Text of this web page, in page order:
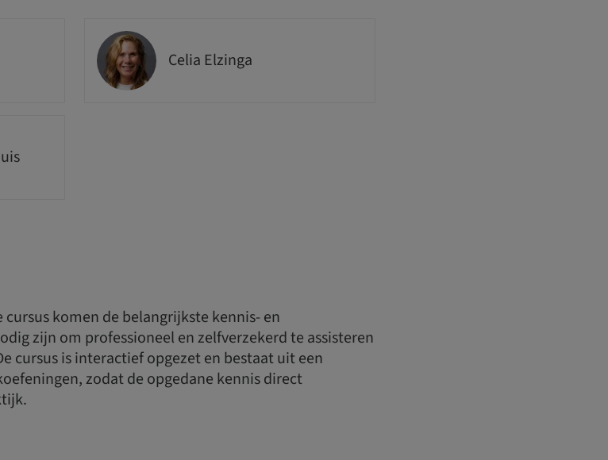
Celia Elzinga
komen de belangrijkste kennis- en
zijn om professioneel en zelfverzekerd te assisteren
cursus is interactief opgezet en bestaat uit een
zodat de opgedane kennis direct